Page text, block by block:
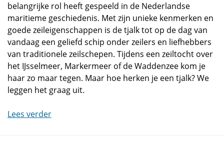
belangrijke rol heeft gespeeld in de Nederlandse
maritieme geschiedenis. Met zijn unieke kenmerken en
goede zeileigenschappen is de tjalk tot op de dag van
vandaag een geliefd schip onder zeilers en liefhebbers
van traditionele zeilschepen. Tijdens een zeiltocht over
het IJsselmeer, Markermeer of de Waddenzee kom je
haar zo maar tegen. Maar hoe herken je een tjalk? We
leggen het graag uit.
Lees verder